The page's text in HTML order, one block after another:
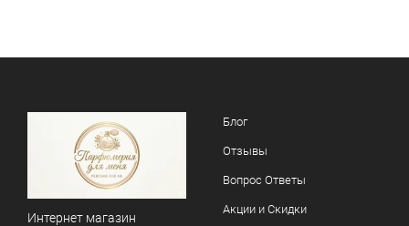
Интернет магазин
Блог
Отзывы
Вопрос Ответы
Акции и Скидки